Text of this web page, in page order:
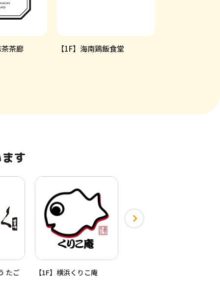
茶廊 【1F】海南鶏飯食堂
す
たご 【1F】横浜くりこ庵